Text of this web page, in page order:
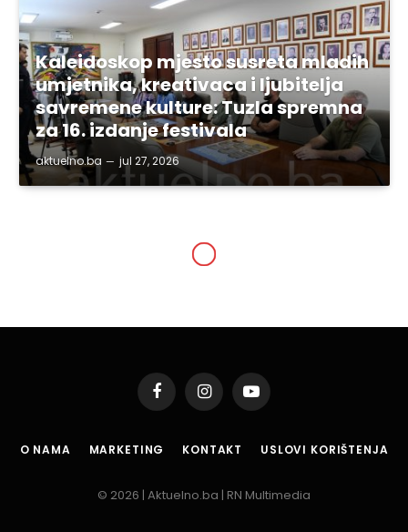
Kaleidoskop mjesto susreta mladih
umjetnika, kreativaca i ljubitelja
savremene kulture: Tuzla spremna
za 16. izdanje festivala
aktuelno.ba jul 27, 2026
Odveo djevojku na krov i
sjekirom natjerao da se
skine (video)